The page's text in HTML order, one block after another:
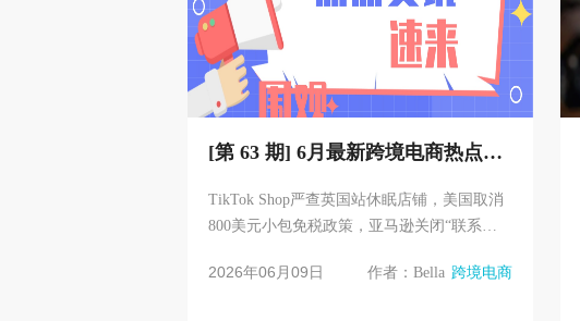
[第 63 期] 6月最新跨境电商热点资
TikTok Shop严查英国站休眠店铺，美国取消
800美元小包免税政策，亚马逊关闭“联系买
Target，Wildber...
2026年06月09日 作者：Bella 跨境电商